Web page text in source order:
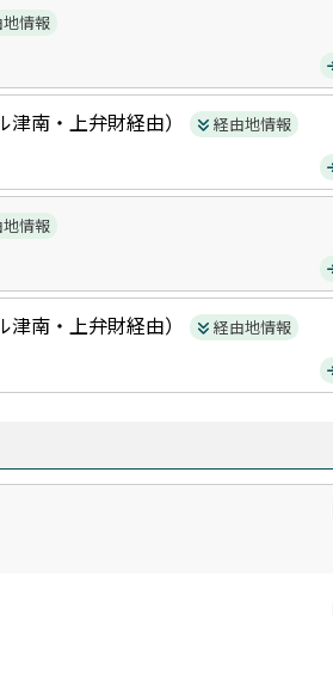
情報
津南・上弁財経由） 経由地情報
情報
津南・上弁財経由） 経由地情報